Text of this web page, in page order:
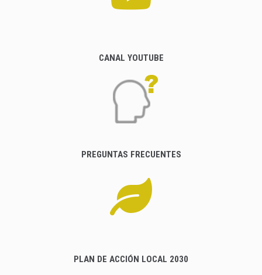
CANAL YOUTUBE
PREGUNTAS FRECUENTES
PLAN DE ACCIÓN LOCAL 2030